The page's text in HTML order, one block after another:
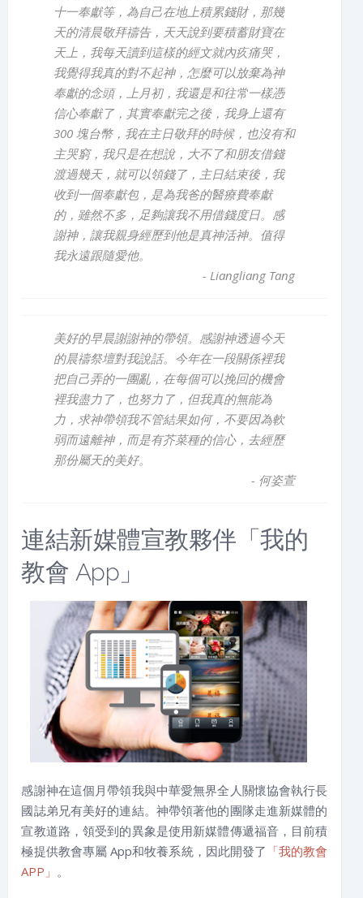
十一奉獻等，為自己在地上積累錢財，那幾
天的清晨敬拜禱告，天天說到要積蓄財寶在
天上，我每天讀到這樣的經文就內疚痛哭，
我覺得我真的對不起神，怎麼可以放棄為神
奉獻的念頭，上月初，我還是和往常一樣憑
信心奉獻了，其實奉獻完之後，我身上還有
300 塊台幣，我在主日敬拜的時候，也沒有和
主哭窮，我只是在想說，大不了和朋友借錢
渡過幾天，就可以領錢了，主日結束後，我
收到一個奉獻包，是為我爸的醫療費奉獻
的，雖然不多，足夠讓我不用借錢度日。感
謝神，讓我親身經歷到他是真神活神。值得
我永遠跟隨愛他。
- Liangliang Tang
美好的早晨謝謝神的帶領。感謝神透過今天
的晨禱祭壇對我說話。今年在一段關係裡我
把自己弄的一團亂，在每個可以挽回的機會
裡我盡力了，也努力了，但我真的無能為
力，求神帶領我不管結果如何，不要因為軟
弱而遠離神，而是有芥菜種的信心，去經歷
那份屬天的美好。
- 何姿萱
連結新媒體宣教夥伴「我的
教會 App」
感謝神在這個月帶領我與中華愛無界全人關懷協會執行長
國誌弟兄有美好的連結。神帶領著他的團隊走進新媒體的
宣教道路，領受到的異象是使用新媒體傳遞福音，目前積
極提供教會專屬 App和牧養系統，因此開發了 「我的教會
APP」 。